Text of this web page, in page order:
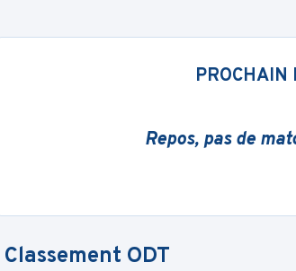
PROCHAIN
Repos, pas de
Classement ODT